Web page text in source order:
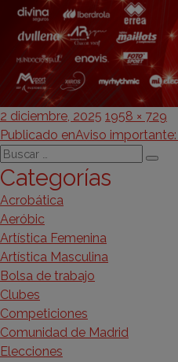
Publicado
el
2 diciembre, 2025 Tamaño
completo
1958 × 729
Navegación
de
entradas
Publicado enAviso
Buscar
por:
Buscar
Categorías
Acrobática
Aeróbic
Artística Femenina
Artística Masculina
Bolsa de trabajo
Clubes
Competiciones
Comunidad de Madrid
Elecciones